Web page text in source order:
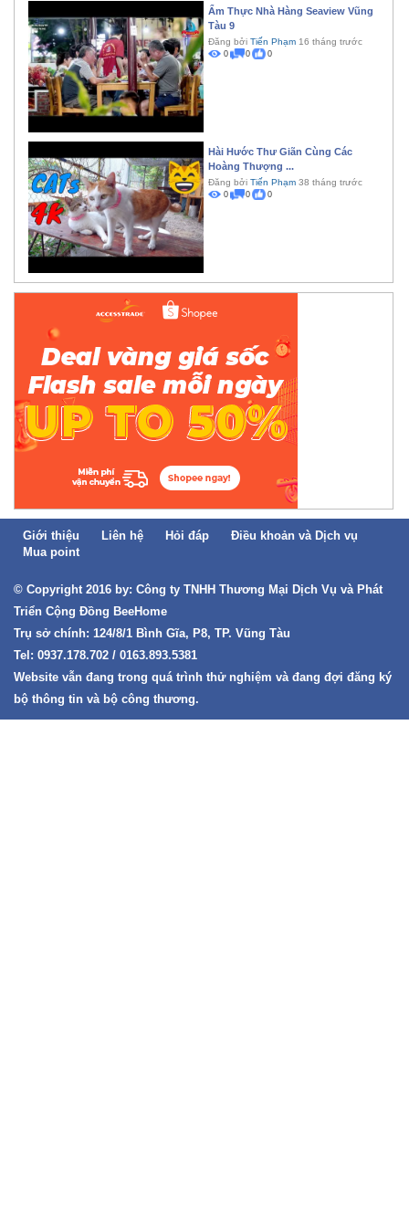
Ẩm Thực Nhà Hàng Seaview Vũng
Tàu 9
Đăng bởi Tiến Phạm 16 tháng trước
0 0 0
Hài Hước Thư Giãn Cùng Các
Hoàng Thượng ...
Đăng bởi Tiến Phạm 38 tháng trước
0 0 0
Giới thiệu Liên hệ Hỏi đáp
Điều khoản và Dịch vụ
Mua point
© Copyright 2016 by: Công ty TNHH Thương Mại Dịch Vụ và Phát
Triển Cộng Đồng BeeHome
Trụ sở chính: 124/8/1 Bình Gĩa, P8, TP. Vũng Tàu
Tel: 0937.178.702 / 0163.893.5381
Website vẫn đang trong quá trình thử nghiệm và đang đợi đăng ký
bộ thông tin và bộ công thương.